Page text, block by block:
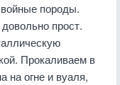
породы.
прост.
Прокаливаем в
на огне и вуаля,